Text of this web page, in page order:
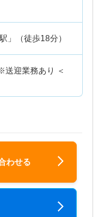
」（徒歩18分）
迎業務あり ＜
わせる